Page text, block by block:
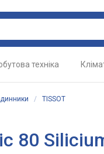
техніка
/ TISSOT
80